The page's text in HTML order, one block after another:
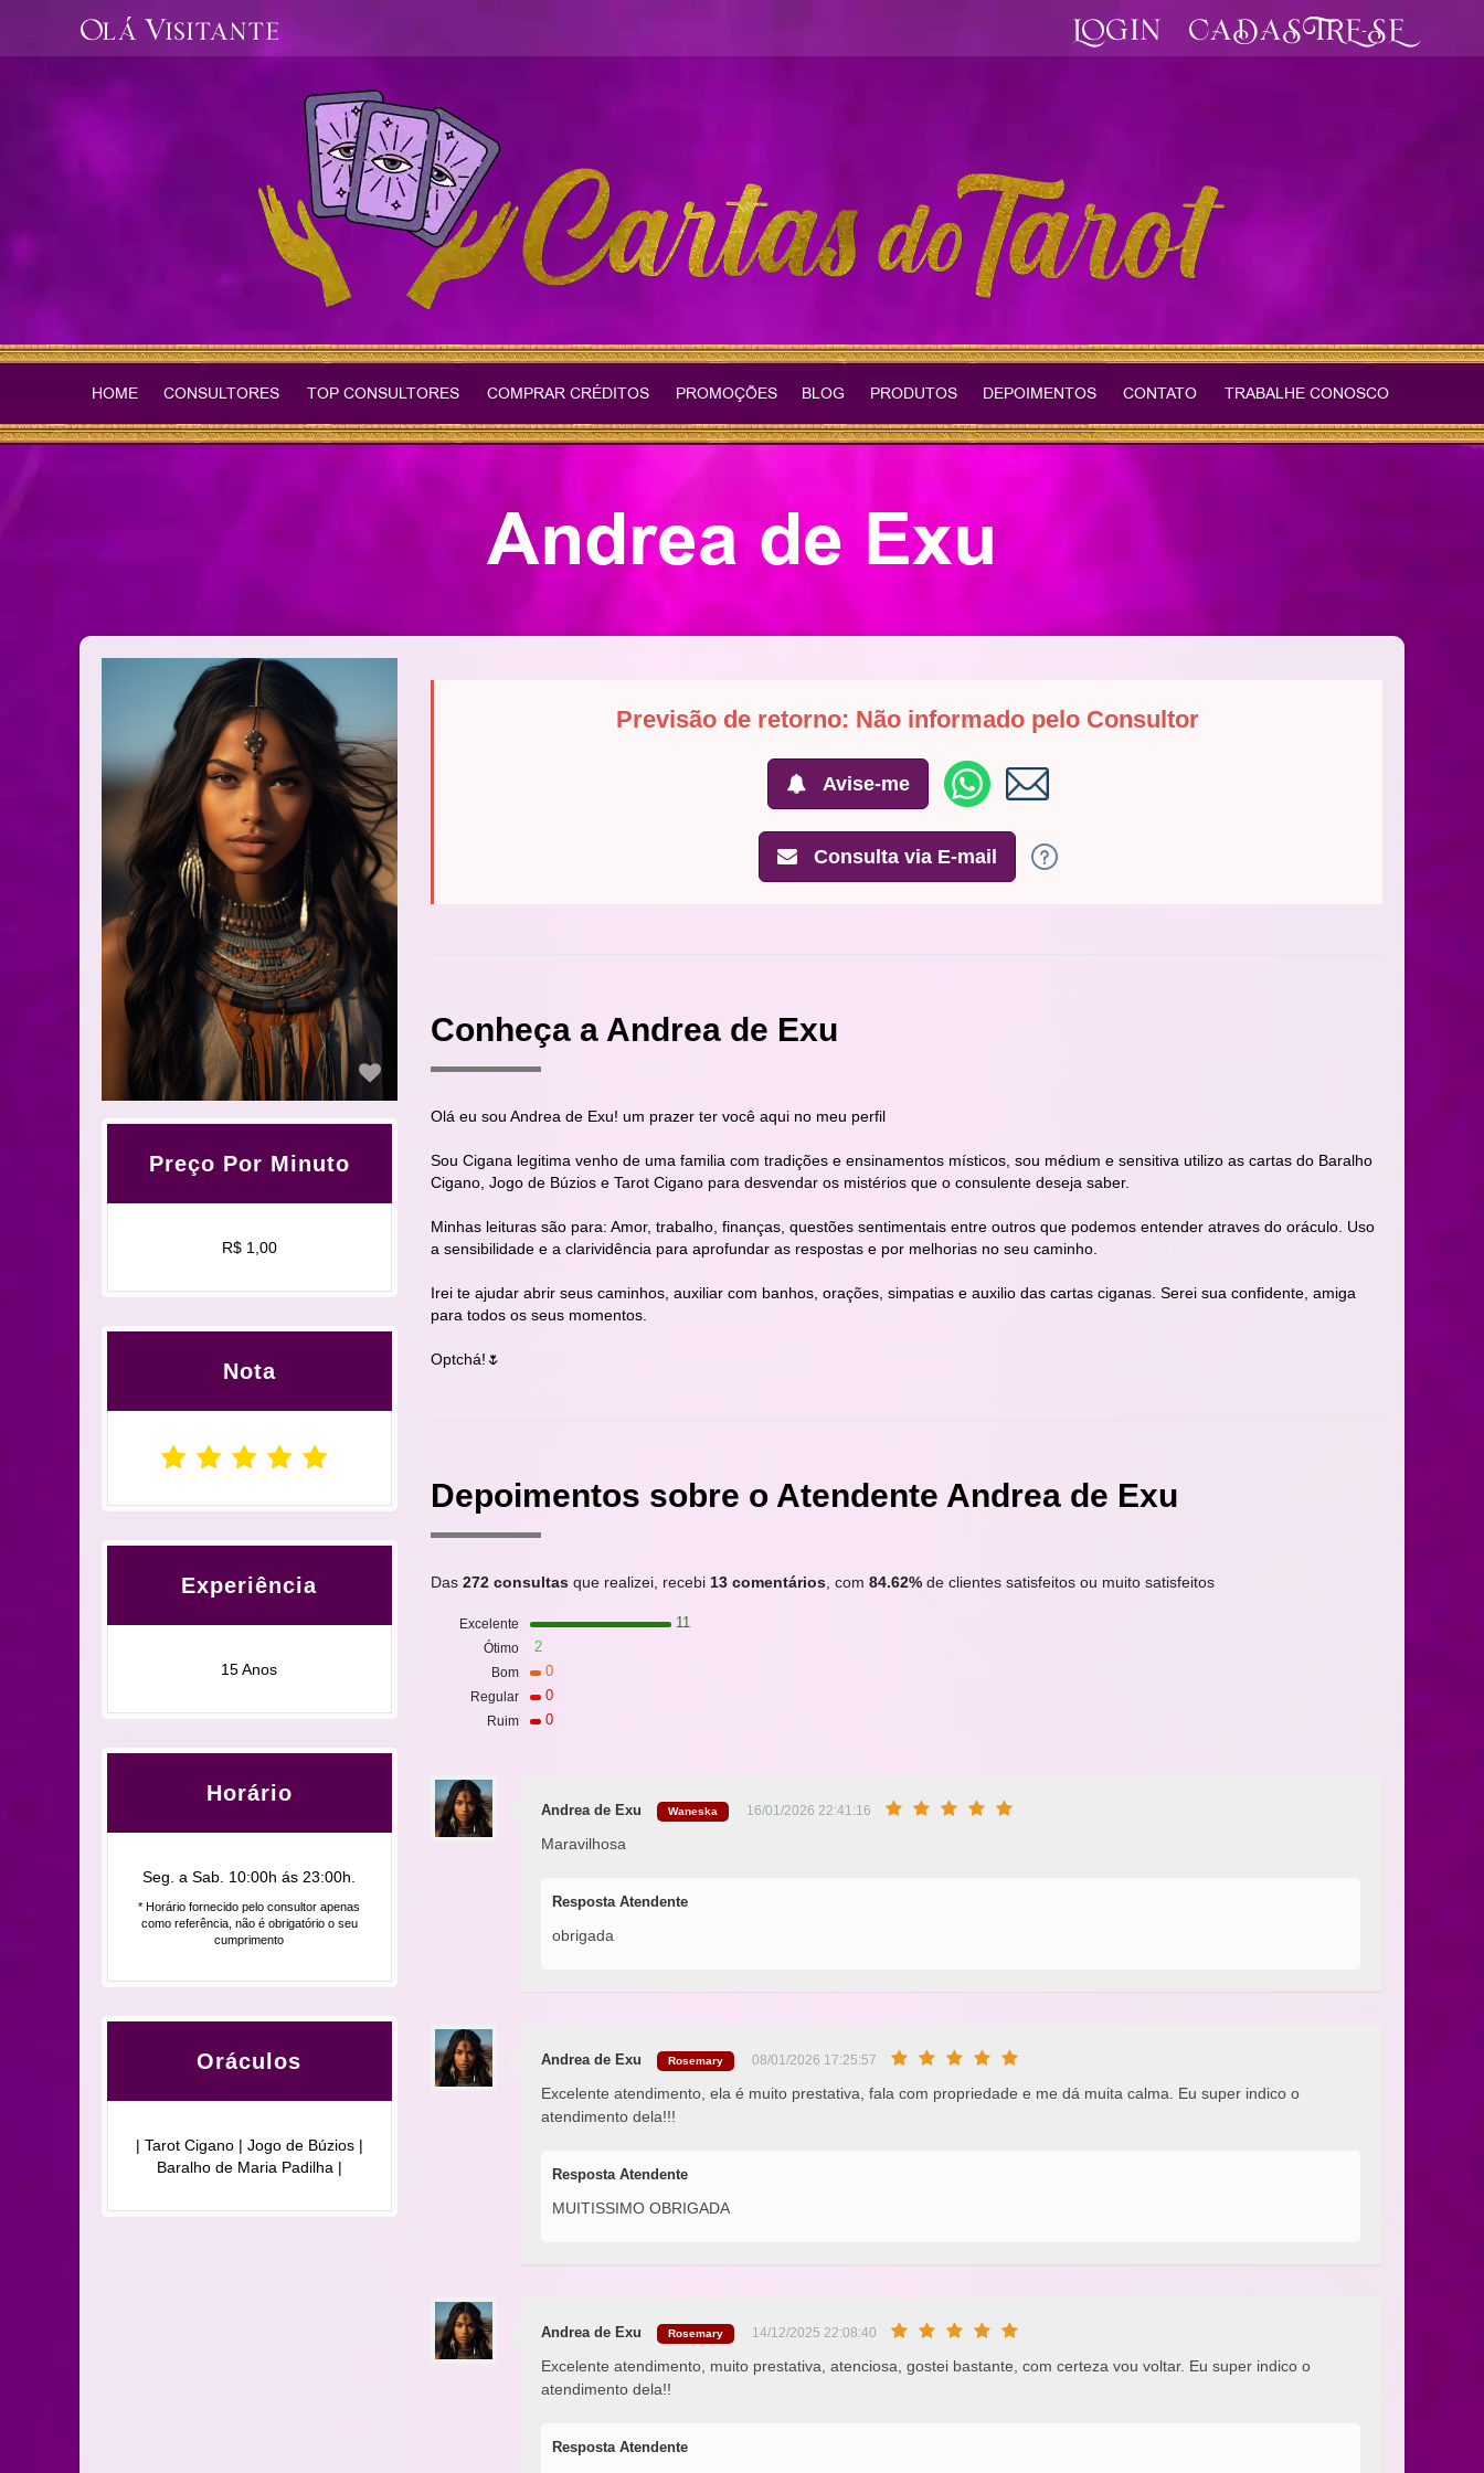
Olá Visitante LOGIN CADASTRE-SE
HOME CONSULTORES TOP CONSULTORES COMPRAR CRÉDITOS PROMOÇÕES BLOG PRODUTOS DEPOIMENTOS CONTATO TRABALHE CONOSCO
Andrea de Exu
Preço Por Minuto
R$ 1,00
Nota
Experiência
15 Anos
Horário
Seg. a Sab. 10:00h ás 23:00h.
* Horário fornecido pelo consultor apenas
como referência, não é obrigatório o seu
cumprimento
Oráculos
| Tarot Cigano | Jogo de Búzios |
Baralho de Maria Padilha |
Previsão de retorno: Não informado pelo Consultor
Avise-me
Consulta via E-mail
Conheça a Andrea de Exu
Olá eu sou Andrea de Exu! um prazer ter você aqui no meu perfil
Sou Cigana legitima venho de uma familia com tradições e ensinamentos místicos, sou médium e sensitiva utilizo as cartas do Baralho
Cigano, Jogo de Búzios e Tarot Cigano para desvendar os mistérios que o consulente deseja saber.
Minhas leituras são para: Amor, trabalho, finanças, questões sentimentais entre outros que podemos entender atraves do oráculo. Uso
a sensibilidade e a clarividência para aprofundar as respostas e por melhorias no seu caminho.
Irei te ajudar abrir seus caminhos, auxiliar com banhos, orações, simpatias e auxilio das cartas ciganas. Serei sua confidente, amiga
para todos os seus momentos.
Optchá!🌷
Depoimentos sobre o Atendente Andrea de Exu
Das 272 consultasque realizei, recebi 13 comentários, com 84.62%de clientes satisfeitos ou muito satisfeitos
Excelente 11
Ótimo 2
Bom 0
Regular 0
Ruim 0
Andrea de Exu Waneska 16/01/2026 22:41:16
Maravilhosa
Resposta Atendente
obrigada
Andrea de Exu Rosemary 08/01/2026 17:25:57
Excelente atendimento, ela é muito prestativa, fala com propriedade e me dá muita calma. Eu super indico o
atendimento dela!!!
Resposta Atendente
MUITISSIMO OBRIGADA
Andrea de Exu Rosemary 14/12/2025 22:08:40
Excelente atendimento, muito prestativa, atenciosa, gostei bastante, com certeza vou voltar. Eu super indico o
atendimento dela!!
Resposta Atendente